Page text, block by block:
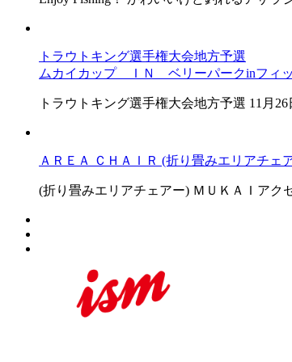
トラウトキング選手権大会地方予選
ムカイカップ ＩＮ ベリーパークinフィ
トラウトキング選手権大会地方予選 11月
ＡＲＥＡ ＣＨＡＩＲ (折り畳みエリアチェ
(折り畳みエリアチェアー) ＭＵＫＡＩア